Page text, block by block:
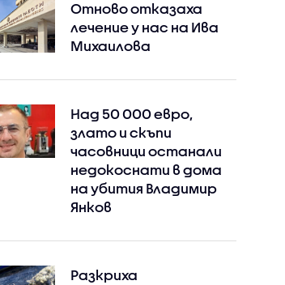
Отново отказаха
лечение у нас на Ива
Михаилова
Над 50 000 евро,
злато и скъпи
часовници останали
недокоснати в дома
на убития Владимир
Янков
Разкриха